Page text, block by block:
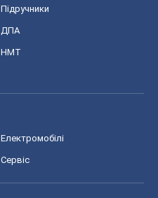
Підручники
ДПА
НМТ
Електромобілі
Сервіс